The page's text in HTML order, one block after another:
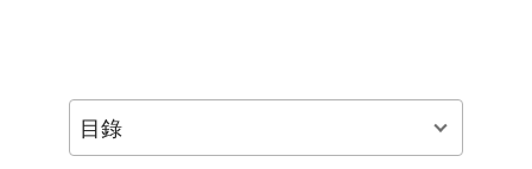
目錄